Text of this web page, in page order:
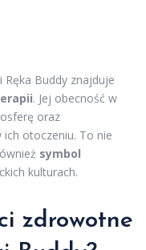
Buddy znajduje
. Jej obecność w
oraz
otoczeniu. To nie
symbol
kulturach.
zdrowotne